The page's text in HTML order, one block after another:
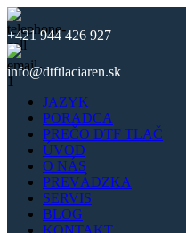
+421 944 426 927
info@dtftlaciaren.sk
JAZYK
PORADCA
PREČO DTF TLAČ
ÚVOD
O NÁS
PREVÁDZKA
SERVIS
BLOG
KONTAKT